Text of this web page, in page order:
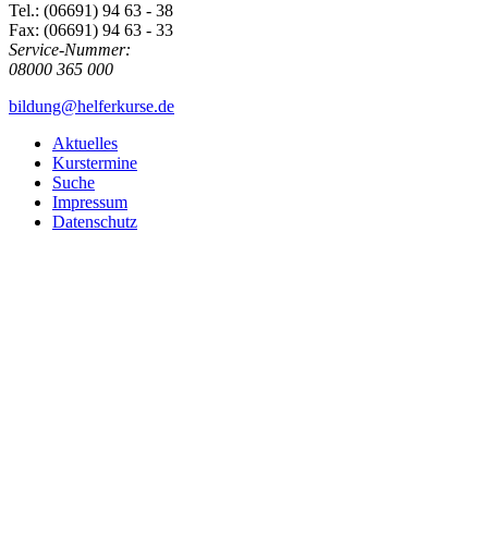
Tel.: (06691) 94 63 - 38
Fax: (06691) 94 63 - 33
Service-Nummer:
08000 365 000
bildung@helferkurse.de
Aktuelles
Kurstermine
Suche
Impressum
Datenschutz